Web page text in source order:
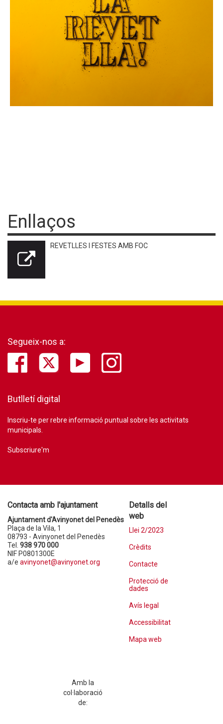
Enllaços
REVETLLES I FESTES AMB FOC
Segueix-nos a:
Butlletí digital
Inscriu-te per rebre informació puntual sobre les activitats
municipals.
Subscriure'm
Contacta amb l'ajuntament
Ajuntament d'Avinyonet del Penedès
Plaça de la Vila, 1
08793 - Avinyonet del Penedès
Tel. 938 970 000
NIF P0801300E
a/e avinyonet@avinyonet.org
Detalls del
web
Llei 2/2023
Crèdits
Contacte
Protecció de
dades
Avís legal
Accessibilitat
Mapa web
Amb la
col·laboració
de: